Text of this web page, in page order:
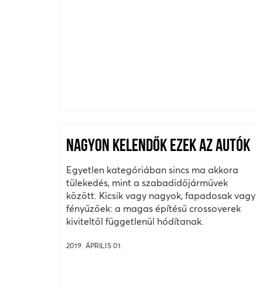
NAGYON KELENDŐK EZEK AZ AUTÓK
Egyetlen kategóriában sincs ma akkora
tülekedés, mint a szabadidőjárművek
között. Kicsik vagy nagyok, fapadosak vagy
fényűzőek: a magas építésű crossoverek
kiviteltől függetlenül hódítanak.
2019. ÁPRILIS 01.